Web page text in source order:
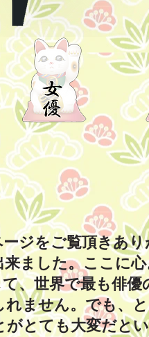
をご覧頂きあり
ました。ここに
世界で最も俳優
ません。でも、
とても大変だと